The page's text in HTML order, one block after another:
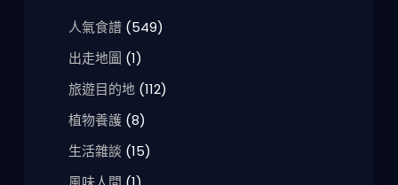
人氣食譜(549)
出走地圖 (1)
旅遊目的地(112)
植物養護(8)
生活雜談 (15)